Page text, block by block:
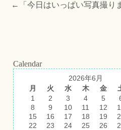
←「 今日はいっぱい写真撮り
Calendar
2026年6月
月
火 水 木 金
1
2 3 4 5
8
9 10 11 12
15
16 17 18 19
22
23 24 25 26